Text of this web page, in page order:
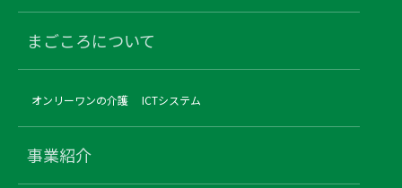
まごころについて
オンリーワンの介護 ICTシステム
事業紹介